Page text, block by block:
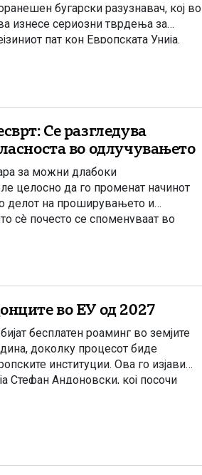
бугарски разузнавач, кој во
изнесе сериозни тврдења за
пат кон Европската Унија.
на Македонија во ЕУ би
Се разгледува
во одлучувањето
за можни длабоки
целосно да го променат начинот
делот на проширувањето и
сè почесто се споменуваат во
на принципот на едногласност
во ЕУ од 2027
бесплатен роаминг во земјите
доколку процесот биде
институции. Ова го изјави
Стефан Андоновски, кој посочи
обврски и ја усогласила